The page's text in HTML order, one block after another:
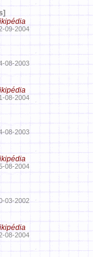
09-2004
08-2003
08-2004
08-2003
08-2004
03-2002
08-2004